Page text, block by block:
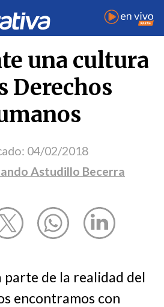
| Fernando Astudillo Becerra
una cultura
Derechos
04/02/2018
Astudillo Becerra
parte de la realidad del
encontramos con